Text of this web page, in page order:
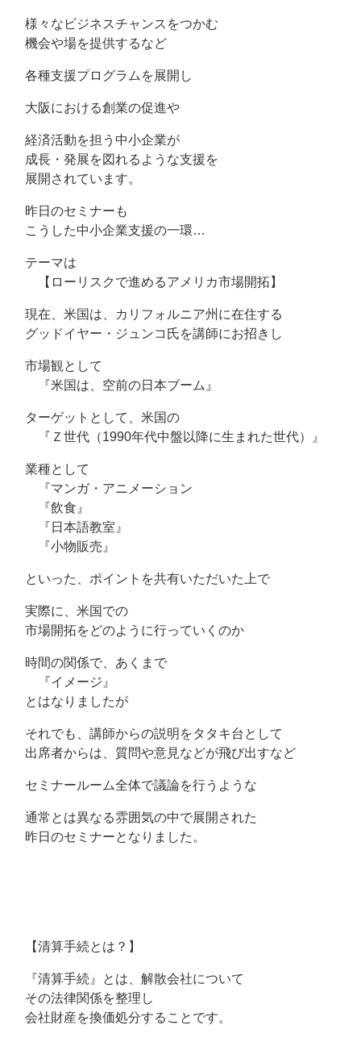
様々なビジネスチャンスをつかむ
機会や場を提供するなど
各種支援プログラムを展開し
大阪における創業の促進や
経済活動を担う中小企業が
成長・発展を図れるような支援を
展開されています。
昨日のセミナーも
こうした中小企業支援の一環…
テーマは
【ローリスクで進めるアメリカ市場開拓】
現在、米国は、カリフォルニア州に在住する
グッドイヤー・ジュンコ氏を講師にお招きし
市場観として
『米国は、空前の日本ブーム』
ターゲットとして、米国の
『Ｚ世代（1990年代中盤以降に生まれた世代）』
業種として
『マンガ・アニメーション
『飲食』
『日本語教室』
『小物販売』
といった、ポイントを共有いただいた上で
実際に、米国での
市場開拓をどのように行っていくのか
時間の関係で、あくまで
『イメージ』
とはなりましたが
それでも、講師からの説明をタタキ台として
出席者からは、質問や意見などが飛び出すなど
セミナールーム全体で議論を行うような
通常とは異なる雰囲気の中で展開された
昨日のセミナーとなりました。
【清算手続とは？】
『清算手続』とは、解散会社について
その法律関係を整理し
会社財産を換価処分することです。